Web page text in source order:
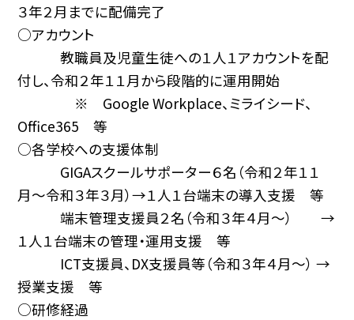
３年２月までに配備完了
○アカウント
教職員及児童生徒への１人１アカウントを配
付し、令和２年１１月から段階的に運用開始
※ Google Workplace、ミライシード、
Office365 等
○各学校への支援体制
GIGAスクールサポーター６名（令和２年１１
月〜令和３年３月）→１人１台端末の導入支援 等
端末管理支援員２名（令和３年４月〜） →
１人１台端末の管理・運用支援 等
ICT支援員、DX支援員等（令和３年４月〜） →
授業支援 等
○研修経過